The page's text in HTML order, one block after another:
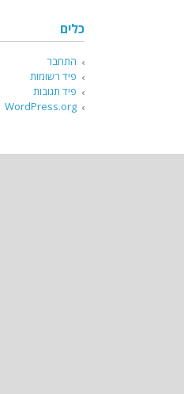
כלים
התחבר
פיד רשומות
פיד תגובות
WordPress.org